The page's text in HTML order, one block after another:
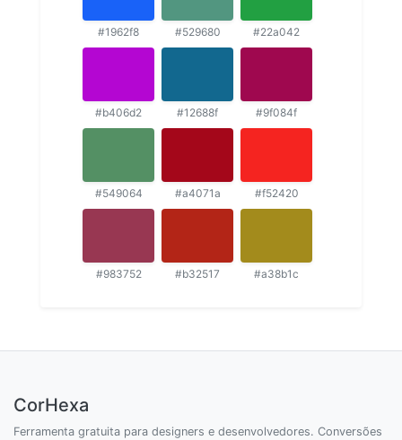
#1962f8 #529680 #22a042
#b406d2 #12688f #9f084f
#549064 #a4071a #f52420
#983752 #b32517 #a38b1c
CorHexa
Ferramenta gratuita para designers e desenvolvedores. Conversões